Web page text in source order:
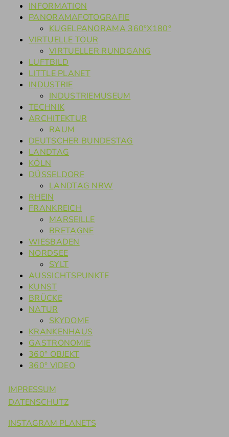
INFORMATION
PANORAMAFOTOGRAFIE
KUGELPANORAMA 360°X180°
VIRTUELLE TOUR
VIRTUELLER RUNDGANG
LUFTBILD
LITTLE PLANET
INDUSTRIE
INDUSTRIEMUSEUM
TECHNIK
ARCHITEKTUR
RAUM
DEUTSCHER BUNDESTAG
LANDTAG
KÖLN
DÜSSELDORF
LANDTAG NRW
RHEIN
FRANKREICH
MARSEILLE
BRETAGNE
WIESBADEN
NORDSEE
SYLT
AUSSICHTSPUNKTE
KUNST
BRÜCKE
NATUR
SKYDOME
KRANKENHAUS
GASTRONOMIE
360° OBJEKT
360° VIDEO
IMPRESSUM
DATENSCHUTZ
INSTAGRAM PLANETS